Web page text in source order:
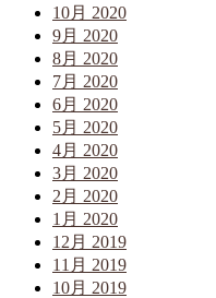
10月 2020
9月 2020
8月 2020
7月 2020
6月 2020
5月 2020
4月 2020
3月 2020
2月 2020
1月 2020
12月 2019
11月 2019
10月 2019